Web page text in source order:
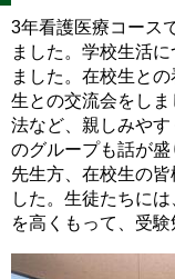
3年看護医療コース
ました。学校生活
ました。在校生と
生との交流会をし
法など、親しみや
のグループも話が
先生方、在校生の
した。生徒たちに
を高くもって、受